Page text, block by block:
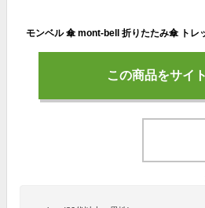
この商品をサイ